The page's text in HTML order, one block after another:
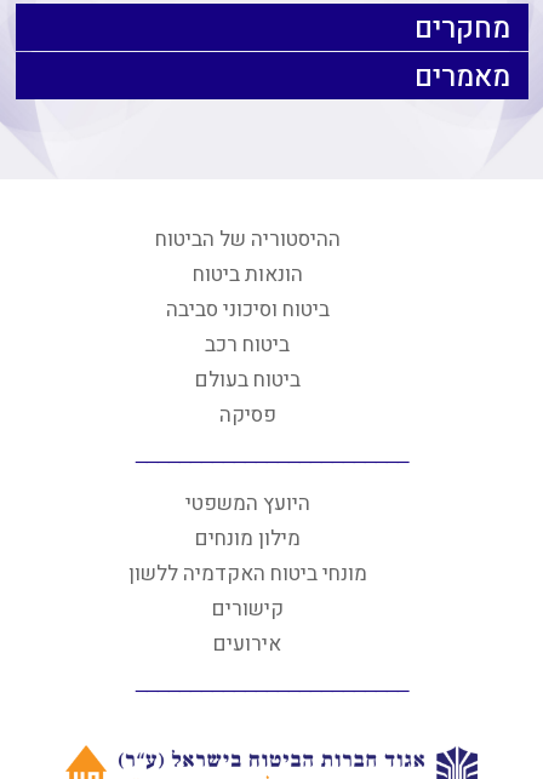
מחקרים
מאמרים
ההיסטוריה של הביטוח
הונאות ביטוח
ביטוח וסיכוני סביבה
ביטוח רכב
ביטוח בעולם
פסיקה
היועץ המשפטי
מילון מונחים
מונחי ביטוח האקדמיה ללשון
קישורים
אירועים